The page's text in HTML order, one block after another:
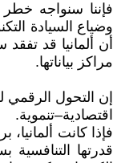
فإننا سنواجه خطر
وضياع السيادة
أن ألمانيا قد
مراكز بياناتها.
إن التحول
اقتصادية–تنموية.
فإذا كانت
قدرتها